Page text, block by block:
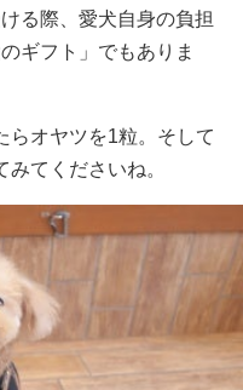
る際、愛犬自身の負担
ギフト」でもありま
らオヤツを1粒。そして
てくださいね。